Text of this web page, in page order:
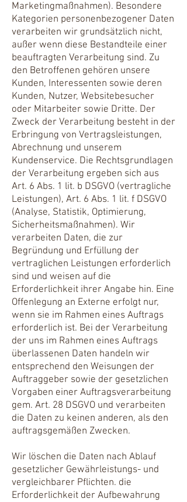
Marketingmaßnahmen). Besondere
Kategorien personenbezogener Daten
verarbeiten wir grundsätzlich nicht,
außer wenn diese Bestandteile einer
beauftragten Verarbeitung sind. Zu
den Betroffenen gehören unsere
Kunden, Interessenten sowie deren
Kunden, Nutzer, Websitebesucher
oder Mitarbeiter sowie Dritte. Der
Zweck der Verarbeitung besteht in der
Erbringung von Vertragsleistungen,
Abrechnung und unserem
Kundenservice. Die Rechtsgrundlagen
der Verarbeitung ergeben sich aus
Art. 6 Abs. 1 lit. b DSGVO (vertragliche
Leistungen), Art. 6 Abs. 1 lit. f DSGVO
(Analyse, Statistik, Optimierung,
Sicherheitsmaßnahmen). Wir
verarbeiten Daten, die zur
Begründung und Erfüllung der
vertraglichen Leistungen erforderlich
sind und weisen auf die
Erforderlichkeit ihrer Angabe hin. Eine
Offenlegung an Externe erfolgt nur,
wenn sie im Rahmen eines Auftrags
erforderlich ist. Bei der Verarbeitung
der uns im Rahmen eines Auftrags
überlassenen Daten handeln wir
entsprechend den Weisungen der
Auftraggeber sowie der gesetzlichen
Vorgaben einer Auftragsverarbeitung
gem. Art. 28 DSGVO und verarbeiten
die Daten zu keinen anderen, als den
auftragsgemäßen Zwecken.
Wir löschen die Daten nach Ablauf
gesetzlicher Gewährleistungs- und
vergleichbarer Pflichten. die
Erforderlichkeit der Aufbewahrung